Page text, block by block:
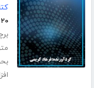
۲۰ صفحه